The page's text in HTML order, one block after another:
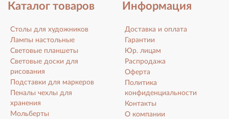
Каталог товаров
Столы для художников
Лампы настольные
Световые планшеты
Световые доски для
рисования
Подставки для маркеров
Пеналы чехлы для
хранения
Мольберты
Информация
Доставка и оплата
Гарантии
Юр. лицам
Распродажа
Оферта
Политика
конфиденциальности
Контакты
О компании